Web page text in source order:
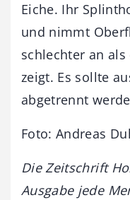
Eiche. Ihr
und nimmt
schlechter an
zeigt. Es sollte
abgetrennt
Foto: Andreas
Die Zeitschrift
Ausgabe jede